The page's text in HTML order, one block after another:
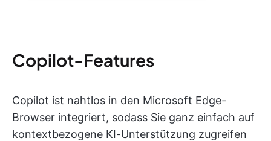
Copilot-Features
Copilot ist nahtlos in den Microsoft Edge-
Browser integriert, sodass Sie ganz einfach auf
kontextbezogene KI-Unterstützung zugreifen